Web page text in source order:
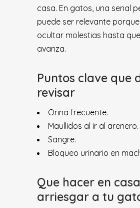
casa. En gatos, una senal
puede ser relevante
ocultar molestias hasta
avanza.
Puntos clave que
revisar
Orina frecuente.
Maullidos al ir al arenero.
Sangre.
Bloqueo urinario en
Que hacer en
arriesgar a tu